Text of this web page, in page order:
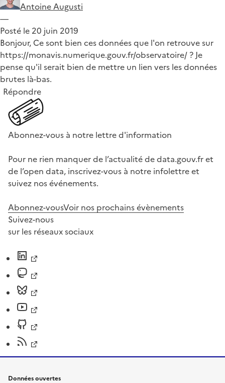
Antoine Augusti
—
Posté le 20 juin 2019
Bonjour, Ce sont bien ces données que l'on retrouve sur
https://monavis.numerique.gouv.fr/observatoire/ ? Je
pense qu'il serait bien de mettre un lien vers les données
brutes là-bas.
Répondre
Abonnez-vous à notre lettre d'information
Pour ne rien manquer de l’actualité de data.gouv.fr et
de l’open data, inscrivez-vous à notre infolettre et
suivez nos événements.
Abonnez-vousVoir nos prochains évènements
Suivez-nous
sur les réseaux sociaux
Données ouvertes